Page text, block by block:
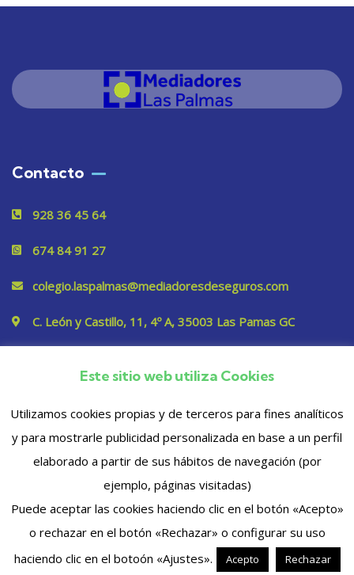
Contacto
928 36 45 64
674 84 91 27
colegio.laspalmas@mediadoresdeseguros.com
C. León y Castillo, 11, 4º A, 35003 Las Pamas GC
Privacidad
© 2023 Copyrights. Todos los derechos reservados
Este sitio web utiliza Cookies
Utilizamos cookies propias y de terceros para fines analíticos
y para mostrarle publicidad personalizada en base a un perfil
elaborado a partir de sus hábitos de navegación (por
ejemplo, páginas visitadas)
Puede aceptar las cookies haciendo clic en el botón «Acepto»
o rechazar en el botón «Rechazar» o configurar su uso
haciendo clic en el botoón «Ajustes».
Acepto Rechazar